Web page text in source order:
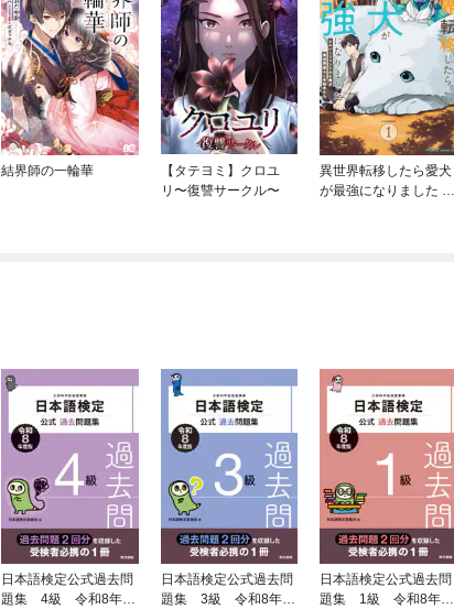
結界師の一輪華
【タテヨミ】クロユ
リ〜復讐サークル〜
異世界転移したら愛犬
が最強になりました ～
日本語検定公式過去問
題集 4級 令和8年度
日本語検定公式過去問
題集 3級 令和8年度
日本語検定公式過去問
題集 1級 令和8年度